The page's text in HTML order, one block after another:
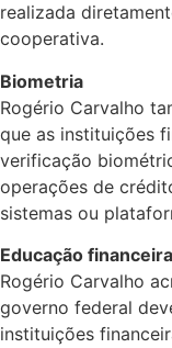
realizada
cooperativa.
Biometria
Rogério Carvalho
que as instituições
verificação
operações de
sistemas ou
Educação financeira
Rogério Carvalho
governo federal
instituições